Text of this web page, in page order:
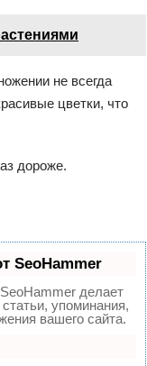
не всегда
цветки, что
дороже.
SeoHammer
SeoHammer делает
упоминания,
вашего сайта.